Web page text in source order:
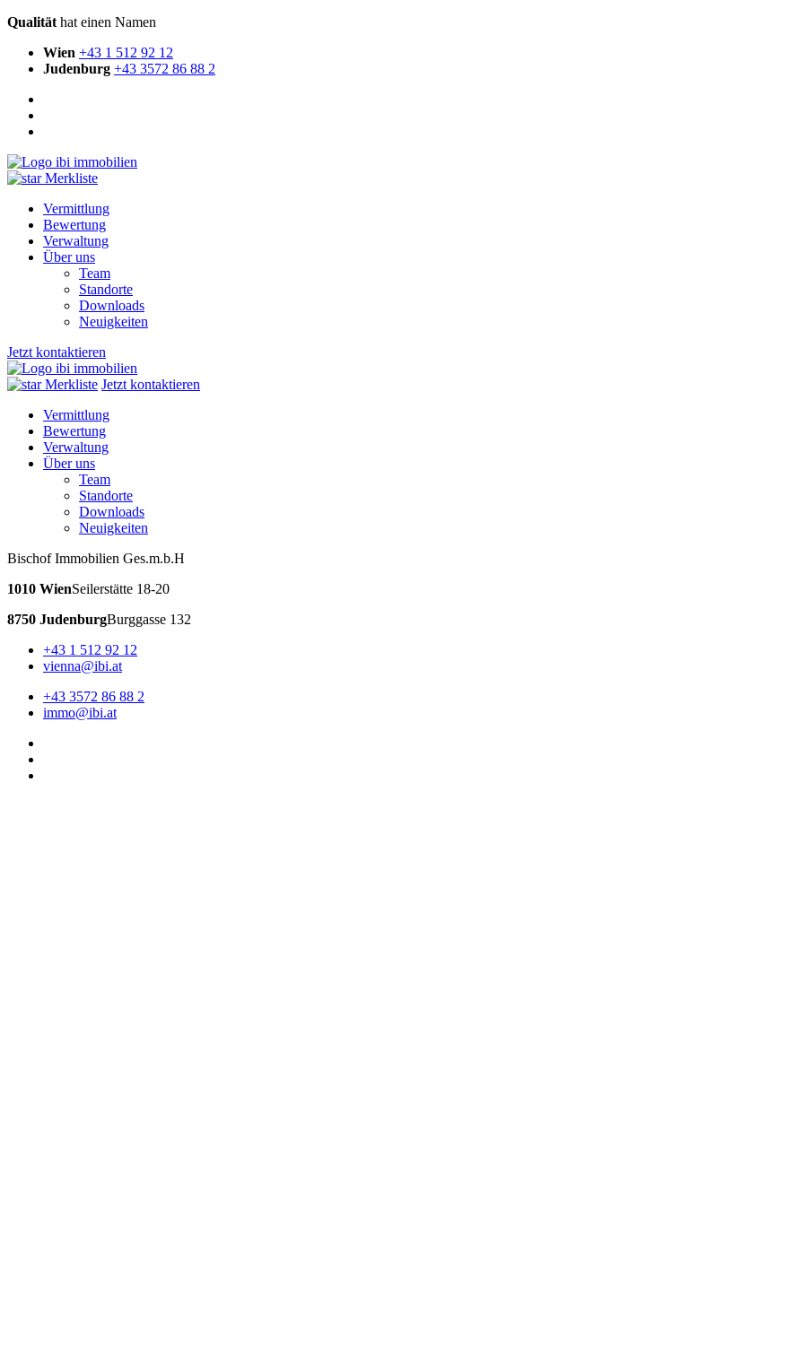
Qualität hat einen Namen
Wien +43 1 512 92 12
Judenburg +43 3572 86 88 2
Merkliste
Vermittlung
Bewertung
Verwaltung
Über uns
Team
Standorte
Downloads
Neuigkeiten
Jetzt kontaktieren
Merkliste Jetzt kontaktieren
Vermittlung
Bewertung
Verwaltung
Über uns
Team
Standorte
Downloads
Neuigkeiten
Bischof Immobilien Ges.m.b.H
1010 WienSeilerstätte 18-20
8750 JudenburgBurggasse 132
+43 1 512 92 12
vienna@ibi.at
+43 3572 86 88 2
immo@ibi.at